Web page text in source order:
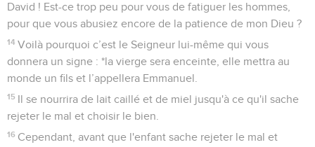
David ! Est-ce trop peu pour vous de fatiguer les hommes,
pour que vous abusiez encore de la patience de mon Dieu ?
14 Voilà pourquoi c’est le Seigneur lui-même qui vous
donnera un signe : *la vierge sera enceinte, elle mettra au
monde un fils et l’appellera Emmanuel.
15 Il se nourrira de lait caillé et de miel jusqu'à ce qu'il sache
rejeter le mal et choisir le bien.
16 Cependant, avant que l'enfant sache rejeter le mal et